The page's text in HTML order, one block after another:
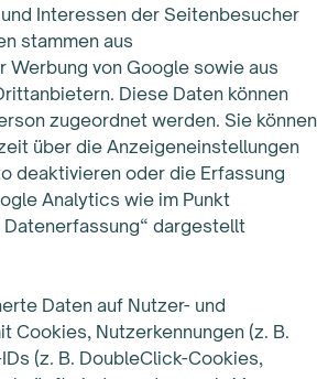
Interessen der Seitenbesucher
stammen aus
von Google sowie aus
Diese Daten können
zugeordnet werden. Sie können
über die Anzeigeneinstellungen
deaktivieren oder die Erfassung
Analytics wie im Punkt
dargestellt
Daten auf Nutzer- und
Cookies, Nutzerkennungen (z. B.
(z. B. DoubleClick-Cookies,